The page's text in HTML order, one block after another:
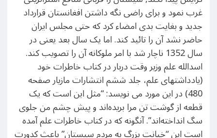
غرب نمود و برای راضی نگه داشتن افغانستان قرارداد
جدید و بغایت بدی امضاء کرد که حتی مجلس ایران
حاضر نشد آن را تائید کند. اما یک سال بعد یعنی در
سال 1352 ناچار شد با امر ملوکانه آن را تصویب کند.
اسدالله علم وزیر وقت دربار در کتاب خاطرات خود
(یادداشتهای علم، جلد ششم انتشارات مازیار صفحه
480) در این مورد می نویسد: “مثل این است که یک
قطعه از گوشت تن مرا بریده‌اند و پیش چشم من جلوی
سگ انداخته‌اند”. آنگونه که در کتاب خاطرات علم آمده
است این “خیانت بزرگ به مردم سیستان” باعث کدورت